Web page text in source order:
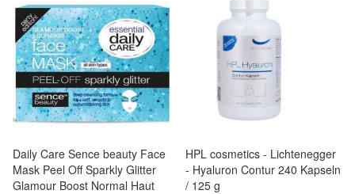
Daily Care Sence beauty Face
Mask Peel Off Sparkly Glitter
Glamour Boost Normal Haut
HPL cosmetics - Lichtenegger
- Hyaluron Contur 240 Kapseln
/ 125 g